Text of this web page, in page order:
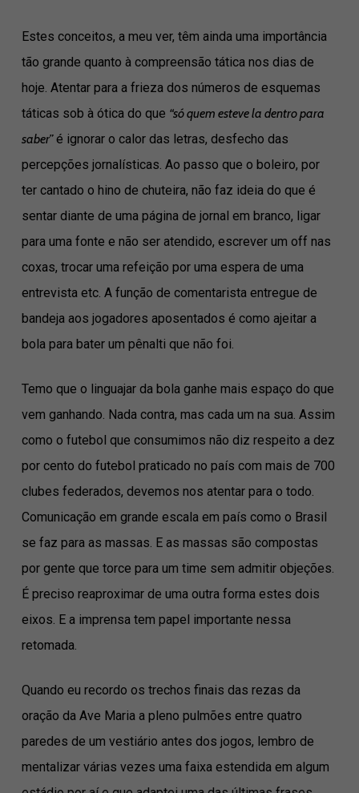
Estes conceitos, a meu ver, têm ainda uma importância
tão grande quanto à compreensão tática nos dias de
hoje. Atentar para a frieza dos números de esquemas
táticas sob à ótica do que “só quem esteve la dentro para
saber”é ignorar o calor das letras, desfecho das
percepções jornalísticas. Ao passo que o boleiro, por
ter cantado o hino de chuteira, não faz ideia do que é
sentar diante de uma página de jornal em branco, ligar
para uma fonte e não ser atendido, escrever um off nas
coxas, trocar uma refeição por uma espera de uma
entrevista etc. A função de comentarista entregue de
bandeja aos jogadores aposentados é como ajeitar a
bola para bater um pênalti que não foi.
Temo que o linguajar da bola ganhe mais espaço do que
vem ganhando. Nada contra, mas cada um na sua. Assim
como o futebol que consumimos não diz respeito a dez
por cento do futebol praticado no país com mais de 700
clubes federados, devemos nos atentar para o todo.
Comunicação em grande escala em país como o Brasil
se faz para as massas. E as massas são compostas
por gente que torce para um time sem admitir objeções.
É preciso reaproximar de uma outra forma estes dois
eixos. E a imprensa tem papel importante nessa
retomada.
Quando eu recordo os trechos finais das rezas da
oração da Ave Maria a pleno pulmões entre quatro
paredes de um vestiário antes dos jogos, lembro de
mentalizar várias vezes uma faixa estendida em algum